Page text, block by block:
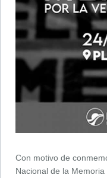
Con motivo de
Nacional de la